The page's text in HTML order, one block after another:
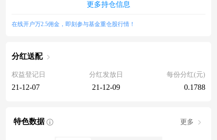
更多持仓信息
在线开户万2.5佣金，即刻参与基金重仓股行情！
分红送配
权益登记日
21-12-07
分红发放日
21-12-09
每份分红(元)
0.1788
特色数据 更多